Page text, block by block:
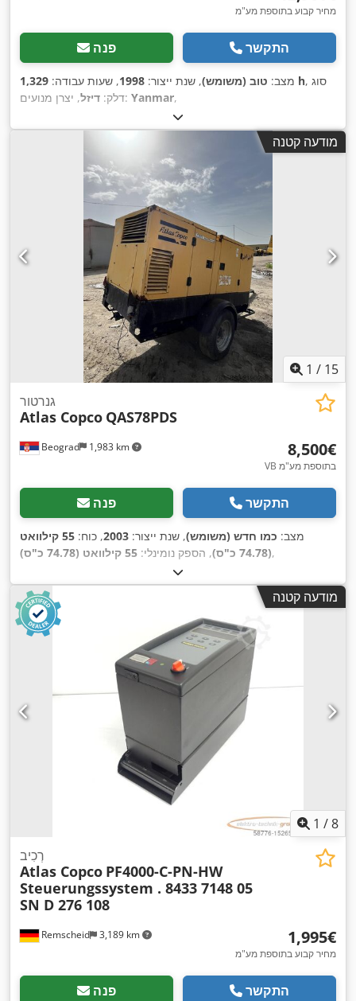
מחיר קבוע בתוספת מע"מ
פנה התקשר
מצב: טוב (משומש), שנת ייצור: 1998, שעות עבודה: 1,329 h, סוג
דלק: דיזל , יצרן מנועים: Yanmar,
מודעה קטנה
1 / 15
Beograd 1,983 km
גנרטור
Atlas Copco QAS78PDS
‏8,500 ‏€
VB בתוספת מע"מ
פנה התקשר
מצב: כמו חדש (משומש), שנת ייצור: 2003, כוח:
55 קילוואט
(74.78 כ"ס)
, הספק נומינלי: 55 קילוואט (74.78 כ"ס) ,
מודעה קטנה
1 /8
Remscheid 3,189 km
רְכִיב
Atlas Copco PF4000-C-PN-HW
Steuerungssystem . 8433 7148 05
SN D 276 108
‏1,995 ‏€
מחיר קבוע בתוספת מע"מ
פנה התקשר